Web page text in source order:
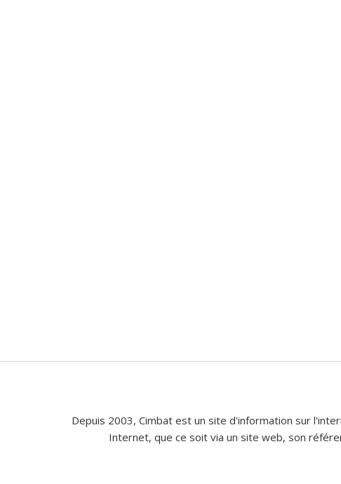
Depuis 2003, Cimbat est un site d'information sur
Internet, que ce soit via un site web, son